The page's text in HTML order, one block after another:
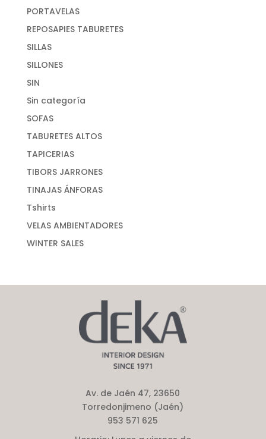
PORTAVELAS
REPOSAPIES TABURETES
SILLAS
SILLONES
SIN
Sin categoría
SOFAS
TABURETES ALTOS
TAPICERIAS
TIBORS JARRONES
TINAJAS ÁNFORAS
Tshirts
VELAS AMBIENTADORES
WINTER SALES
Av. de Jaén 47, 23650
Torredonjimeno (Jaén)
953 571 625